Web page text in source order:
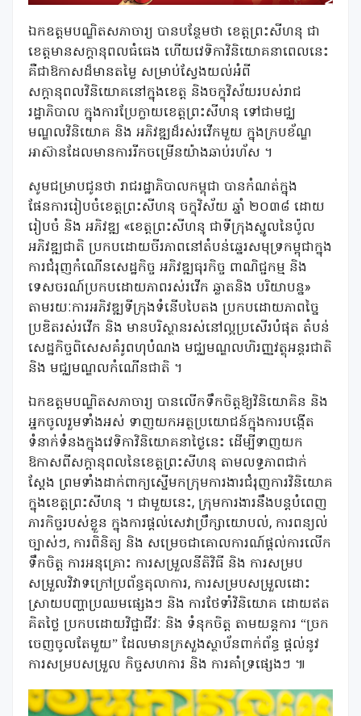
ឯកឧត្តមបណ្ឌិតសភាចារ្យ បានបន្ថែមថា ខេត្តព្រះសីហនុ ជា
ខេត្តមានសកនុពលធំធេង ហើយវេទិកាវិនិយោគនាពេលនេះ
គឺជាឱកាសដ៏មានតម្លៃ សម្រាប់ស្វែងយល់អំពី
សក្ដានុពលវិនិយោគនៅក្នុងខេត្ត និងចក្ខុវិស័យរបស់រាជ
រដ្ឋាភិបាល ក្នុងការប្រែក្លាយខេត្តព្រះសីហនុ ទៅជាមជ្ឈ
មណ្ឌលវិនិយោគ និង អភិវឌ្ឍដ៏រស់រវើកមួយ ក្នុងក្របខ័ណ្ឌ
អាស៊ានដែលមានការរីកចម្រើនយ៉ាងឆាប់រហ័ស ។
សូមជម្រាបជូនថា រាជរដ្ឋាភិបាលកម្ពុជា បានកំណត់ក្នុង
ផែនការរៀបចំខេត្តព្រះសីហនុ ចក្ខុវិស័យ ឆ្នាំ ២០៣៨ ដោយ
រៀបចំ និង អភិវឌ្ឍ «ខេត្តព្រះសីហនុ ជាទីក្រុងស្នូលនៃប៉ូល
អភិវឌ្ឍជាតិ ប្រកបដោយចីរភាពនៅតំបន់ឆ្នេរសមុទ្រកម្ពុជាក្នុង
ការជំរុញកំណើនសេដ្ឋកិច្ច អភិវឌ្ឍធុរកិច្ច ពាណិជ្ជកម្ម និង
ទេសចរណ៍ប្រកបដោយភាពរស់រវើក ឆ្លាតនិង បរិយាបន្ន»
តាមរយៈការអភិវឌ្ឍទីក្រុងទំនើបបៃតង ប្រកបដោយភាពច្នៃ
ប្រឌិតរស់រវើក និង មានបរិស្ថានរស់នៅល្អប្រសើរបំផុត តំបន់
សេដ្ឋកិច្ចពិសេសគំរូពហុបំណង មជ្ឈមណ្ឌលហិរញ្ញវត្ថុអន្តរជាតិ
និង មជ្ឈមណ្ឌលកំណើនជាតិ ។
ឯកឧត្តមបណ្ឌិតសភាចារ្យ បានលើកទឹកចិត្តឱ្យវិនិយោគិន និង
អ្នកចូលរួមទាំងអស់ ទាញយកអត្ថប្រយោជន៍ក្នុងការបង្កើត
ទំនាក់ទំនងក្នុងវេទិកាវិនិយោគនាថ្ងៃនេះ ដើម្បីទាញយក
ឱកាសពីសកនុពលនៃខេត្តព្រះសីហនុ តាមលទ្ធភាពជាក់
ស្តែង ព្រមទាំងដាក់ពាក្យស្នើមកក្រុមការងារជំរុញការវិនិយោគ
ក្នុងខេត្តព្រះសីហនុ ។ ជាមួយនេះ, ក្រុមការងារនឹងបន្តបំពេញ
ភារកិច្ចរបស់ខ្លួន ក្នុងការផ្តល់សេវាប្រឹក្សាយោបល់, ការពន្យល់
ច្បាស់ៗ, ការពិនិត្យ និង សម្រេចជាគោលការណ៍ផ្តល់ការលើក
ទឹកចិត្ត ការអនុគ្រោះ ការសម្រួលនីតិវិធី និង ការសម្រប
សម្រួលវិវាទក្រៅប្រព័ន្ធតុលាការ, ការសម្របសម្រួលដោះ
ស្រាយបញ្ហាប្រឈមផ្សេងៗ និង ការថែទាំវិនិយោគ ដោយឥត
គិតថ្លៃ ប្រកបដោយវិជ្ជាជីវៈ និង ទំនុកចិត្ត តាមយន្តការ “ច្រក
ចេញចូលតែមួយ” ដែលមានក្រសួងស្ថាប័នពាក់ព័ន្ធ ផ្តល់នូវ
ការសម្របសម្រួល កិច្ចសហការ និង ការគាំទ្រផ្សេងៗ ៕